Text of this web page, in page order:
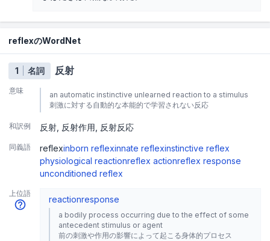
reflexのWordNet
1 名詞 反射
意味
an automatic instinctive unlearned reaction to a stimulus
刺激に対する自動的な本能的で学習されない反応
和訳例 反射 反射作用 反射反応
同義語 reflexinborn reflexinnate reflexinstinctive reflex
physiological reactionreflex actionreflex response
unconditioned reflex
上位語
reactionresponse
a bodily process occurring due to the effect of some
antecedent stimulus or agent
前の刺激や作用の影響によって起こる身体的プロセス